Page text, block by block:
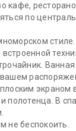
кафе,
по
стиле.
полотенца. В
не беспокоить.